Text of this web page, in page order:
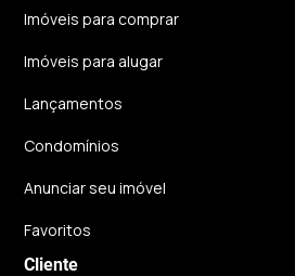
Imóveis para comprar
Imóveis para alugar
Lançamentos
Condomínios
Anunciar seu imóvel
Favoritos
Cliente